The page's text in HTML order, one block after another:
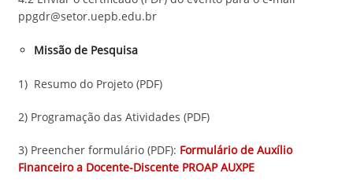
ppgdr@setor.uepb.edu.br
Missão de Pesquisa
1) Resumo do Projeto (PDF)
2) Programação das Atividades (PDF)
3) Preencher formulário (PDF): Formulário de Auxílio
Financeiro a Docente-Discente PROAP AUXPE